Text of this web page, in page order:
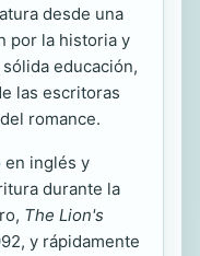
desde una
por la historia y
educación,
las escritoras
romance.
en inglés y
durante la
The Lion's
y rápidamente